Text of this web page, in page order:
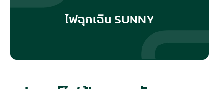
ไฟฉุกเฉิน SUNNY